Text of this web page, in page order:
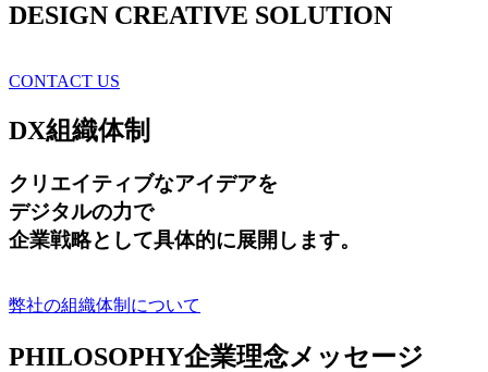
DESIGN CREATIVE SOLUTION
CONTACT US
DX組織体制
クリエイティブなアイデアを
デジタルの力で
企業戦略として具体的に展開します。
弊社の組織体制について
PHILOSOPHY企業理念メッセージ